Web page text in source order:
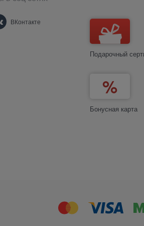
ВКонтакте
Подарочный
Бонусная карта